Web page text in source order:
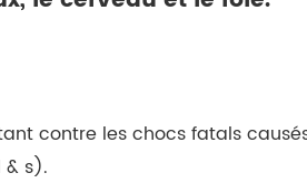
contre les chocs fatals
s).